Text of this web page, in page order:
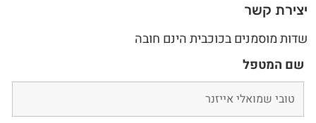
יצירת קשר
שדות מוסמנים בכוכבית הינם חובה
שם המטפל